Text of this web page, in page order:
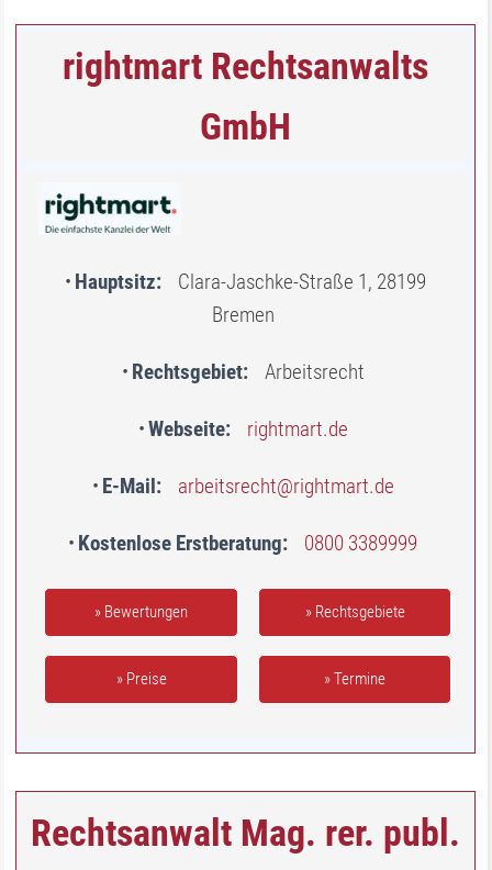
rightmart Rechtsanwalts
GmbH
Hauptsitz
Clara-Jaschke-Straße 1, 28199
Bremen
Rechtsgebiet Arbeitsrecht
Webseite rightmart.de
E-Mail arbeitsrecht@rightmart.de
Kostenlose Erstberatung 0800 3389999
» Bewertungen » Rechtsgebiete
» Preise » Termine
Rechtsanwalt Mag. rer. publ.